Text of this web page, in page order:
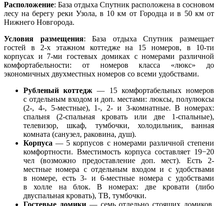
Расположение: База отдыха Спутник расположена в сосновом
лесу на берегу реки Узола, в 10 км от Городца и в 50 км от
Нижнего Новгорода.
Условия размещения: База отдыха Спутник размещает
гостей в 2-х этажном коттедже на 15 номеров, в 10-ти
корпусах и 7-ми гостевых домиках с номерами различной
комфортабельности: от номеров класса «люкс» до
экономичных двухместных номеров со всеми удобствами.
Рубленый коттедж — 15 комфортабельных номеров
с отдельным входом и доп. местами: люксы, полулюксы
(2-, 4-, 5-местные), 1-, 2- и 3-комнатные. В номерах:
спальня (2-спальная кровать или две 1-спальные),
телевизор, шкаф, тумбочки, холодильник, ванная
комната (санузел, раковина, душ).
Корпуса — 5 корпусов с номерами различной степени
комфортности. Вместимость корпуса составляет 19−20
чел (возможно предоставление доп. мест). Есть 2-
местные номера с отдельным входом и с удобствами
в номере, есть 3- и 6-местные номера с удобствами
в холле на блок. В номерах: две кровати (либо
двуспальная кровать), ТВ, тумбочки.